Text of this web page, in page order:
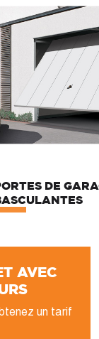
DE
AVEC
un tarif